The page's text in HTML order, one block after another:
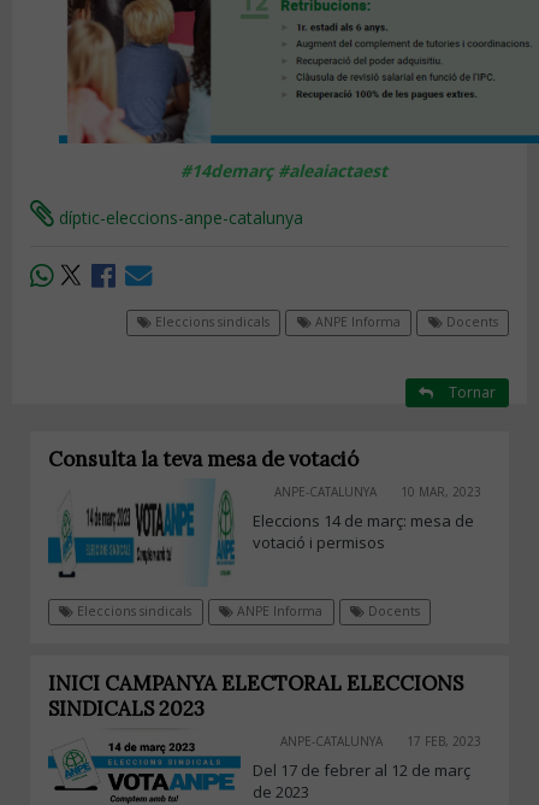
#14demarç #aleaiactaest
díptic-eleccions-anpe-catalunya
Eleccions sindicals ANPE Informa Docents
Tornar
Consulta la teva mesa de votació
ANPE-CATALUNYA 10 MAR, 2023
Eleccions 14 de març: mesa de
votació i permisos
Eleccions sindicals ANPE Informa Docents
INICI CAMPANYA ELECTORAL ELECCIONS
SINDICALS 2023
ANPE-CATALUNYA 17 FEB, 2023
Del 17 de febrer al 12 de març
de 2023